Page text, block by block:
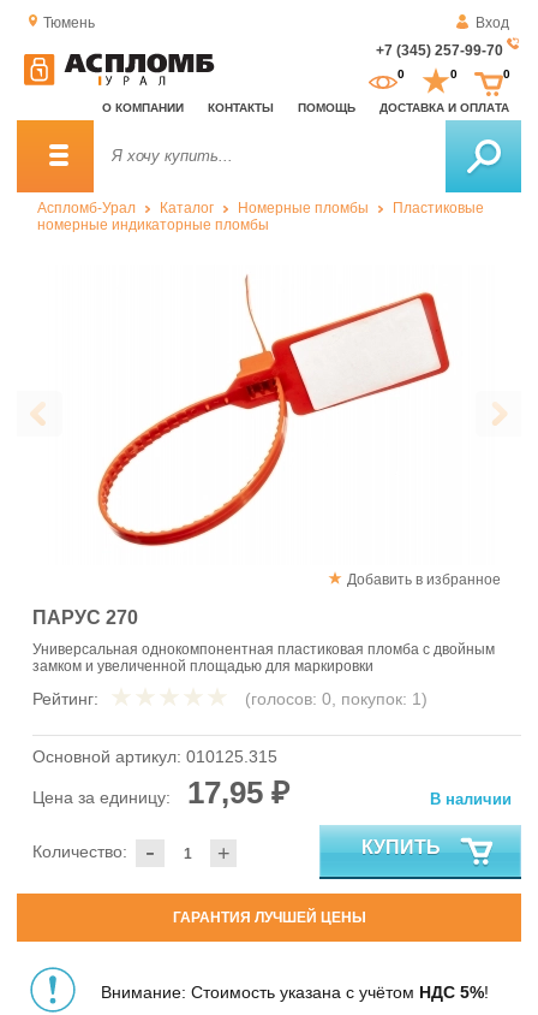
Тюмень
Вход
+7 (345) 257-99-70
О КОМПАНИИ КОНТАКТЫ ПОМОЩЬ ДОСТАВКА И ОПЛАТА
0 0 0
Аспломб-Урал Каталог Номерные пломбы
Пластиковые
номерные индикаторные пломбы
Добавить в избранное
ПАРУС 270
Универсальная однокомпонентная пластиковая пломба с двойным
замком и увеличенной площадью для маркировки
Рейтинг: (голосов: 0, покупок: 1)
Основной артикул: 010125.315
Цена за единицу: 17,95 ₽
- +
Количество:
В наличии
КУПИТЬ
ГАРАНТИЯ ЛУЧШЕЙ ЦЕНЫ
Внимание: Стоимость указана с учётом НДС 5%!